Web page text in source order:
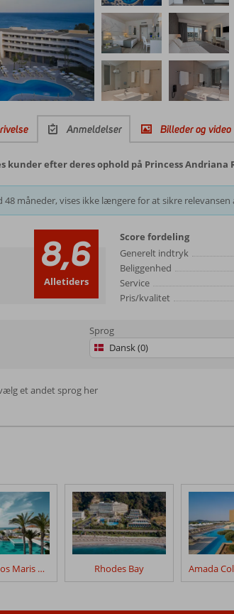
Anmeldelser Billeder og video
kunder efter deres ophold på Princess Andriana
måneder, vises ikke længere for at sikre relevansen
8,6
Alletiders
Score fordeling
Generelt indtryk
Beliggenhed
Service
Pris/kvalitet
Sprog
Dansk (0)
et andet sprog her
Mitsis Rodos Maris Resort & Spa Rhodes Bay